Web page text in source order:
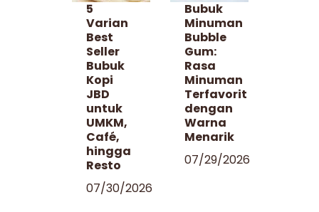
5
Varian
Best
Seller
Bubuk
Kopi
JBD
untuk
UMKM,
Café,
hingga
Resto
07/30/2026
Bubuk
Minuman
Bubble
Gum:
Rasa
Minuman
Terfavorit
dengan
Warna
Menarik
07/29/2026